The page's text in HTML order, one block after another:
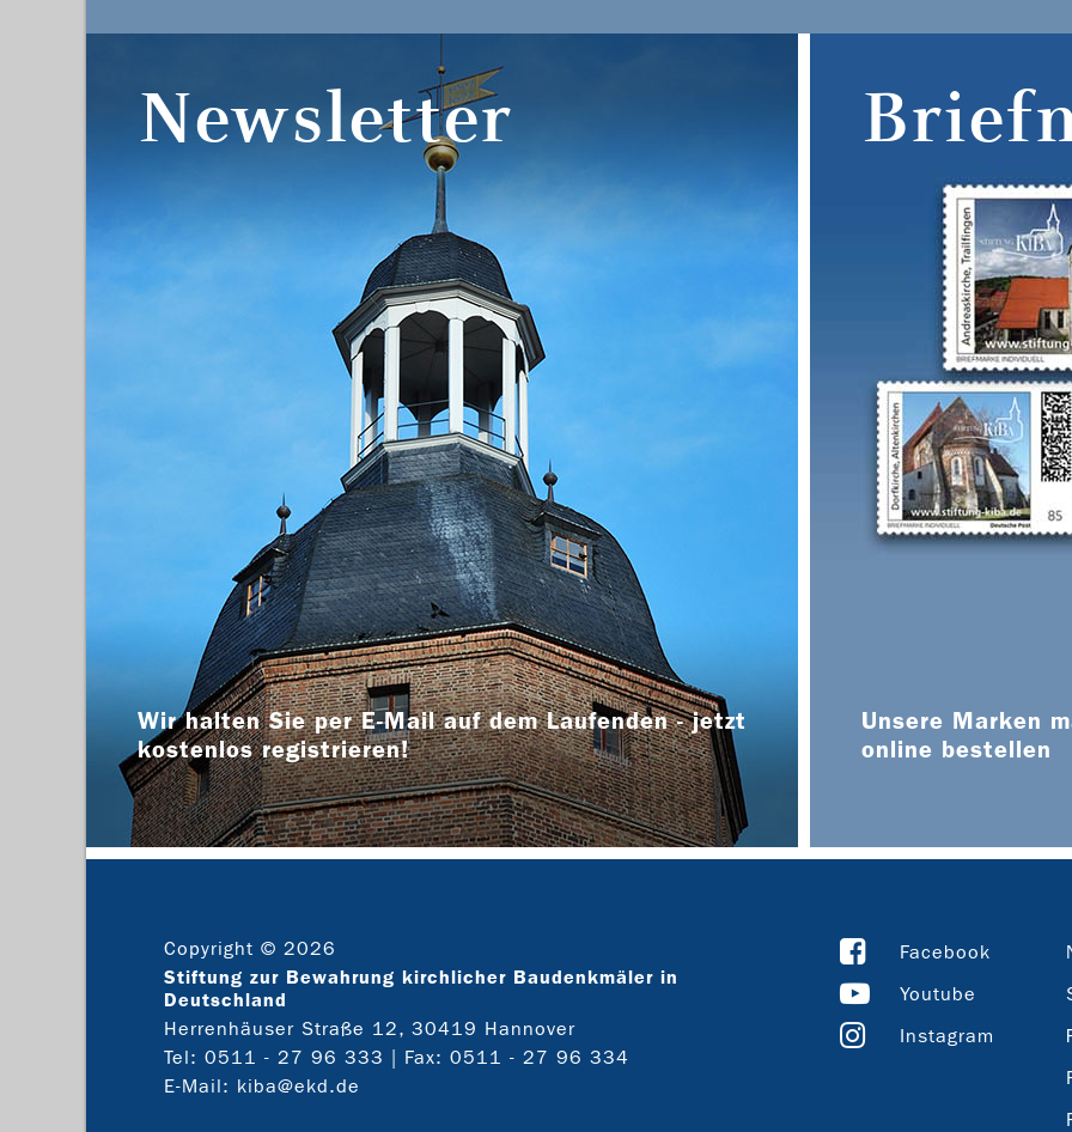
Newsletter
Wir halten Sie per E-Mail auf dem Laufenden - jetzt
kostenlos registrieren!
Unsere Marken
online bestellen
Copyright © 2026
Stiftung zur Bewahrung kirchlicher Baudenkmäler in
Deutschland
Herrenhäuser Straße 12, 30419 Hannover
Tel: 0511 - 27 96 333 | Fax: 0511 - 27 96 334
E-Mail: kiba@ekd.de
Facebook
Youtube
Instagram